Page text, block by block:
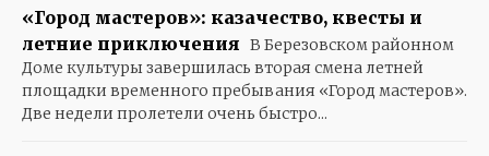
«Город мастеров»: казачество, квесты и
летние приключения В Березовском районном
Доме культуры завершилась вторая смена летней
площадки временного пребывания «Город мастеров».
Две недели пролетели очень быстро...